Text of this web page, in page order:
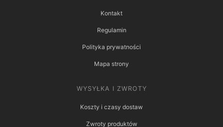
Kontakt
Regulamin
Polityka prywatności
Mapa strony
WYSYŁKA I ZWROTY
Koszty i czasy dostaw
Zwroty produktów